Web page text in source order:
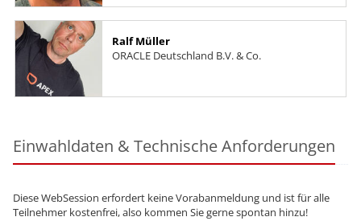
Ralf Müller
ORACLE Deutschland B.V. & Co.
Einwahldaten & Technische Anforderungen
Diese WebSession erfordert keine Vorabanmeldung und ist für alle
Teilnehmer kostenfrei, also kommen Sie gerne spontan hinzu!